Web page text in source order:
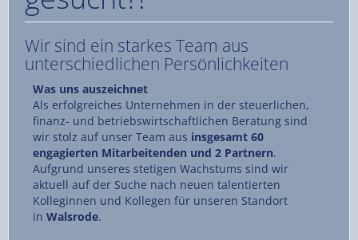
Wir sind ein starkes Team aus
unterschiedlichen Persönlichkeiten
Was uns auszeichnet
Als erfolgreiches Unternehmen in der steuerlichen,
finanz- und betriebswirtschaftlichen Beratung sind
wir stolz auf unser Team aus insgesamt 60
engagierten Mitarbeitenden und 2 Partnern.
Aufgrund unseres stetigen Wachstums sind wir
aktuell auf der Suche nach neuen talentierten
Kolleginnen und Kollegen für unseren Standort
in Walsrode.